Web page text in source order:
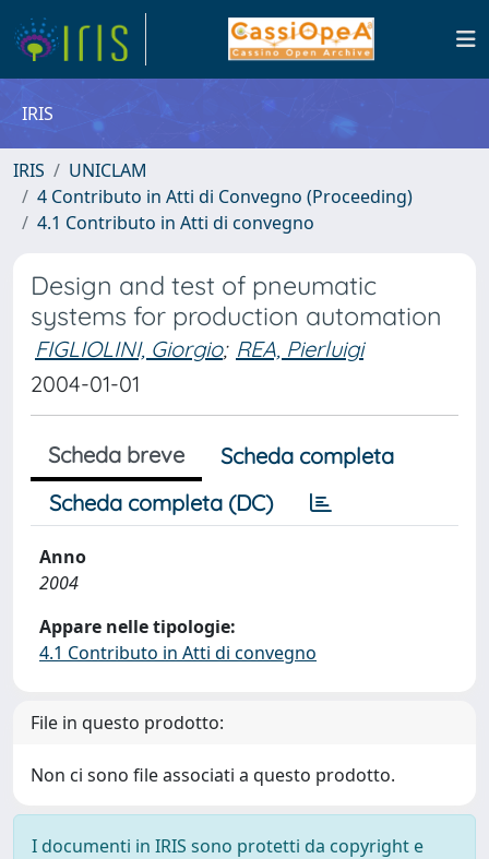
IRIS
IRIS
UNICLAM
4 Contributo in Atti di Convegno (Proceeding)
4.1 Contributo in Atti di convegno
Design and test of pneumatic
systems for production automation
FIGLIOLINI, Giorgio; REA, Pierluigi
2004-01-01
Scheda breve
Scheda completa
Scheda completa (DC)
Anno
2004
Appare nelle tipologie:
4.1 Contributo in Atti di convegno
File in questo prodotto:
Non ci sono file associati a questo prodotto.
I documenti in IRIS sono protetti da copyright e